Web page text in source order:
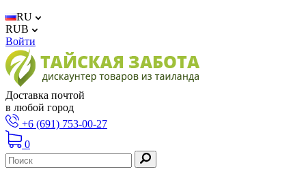
RU
RUB
Войти
Доставка почтой
в любой город
+6 (691) 753-00-27
0